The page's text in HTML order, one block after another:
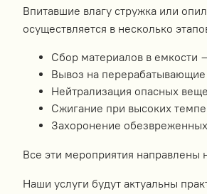
Впитавшие влагу стружка или
осуществляется в несколько
Сбор материалов в емкости
Вывоз на перерабатывающие
Нейтрализация опасных
Сжигание при высоких
Захоронение
Все эти мероприятия направлены
Наши услуги будут актуальны